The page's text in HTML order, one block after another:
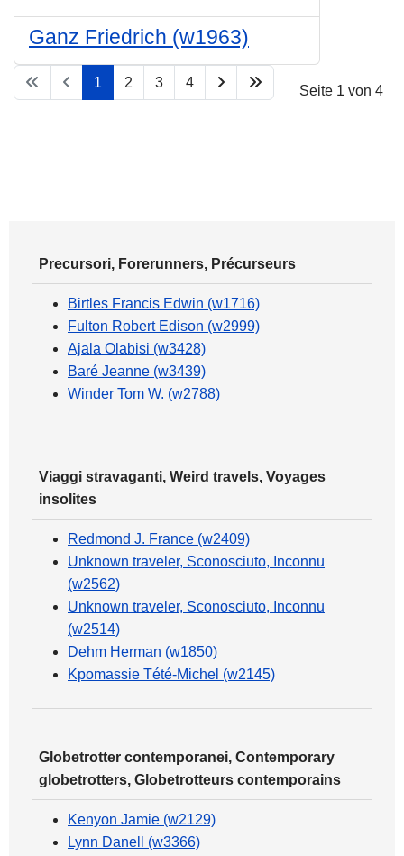
Ganz Friedrich (w1963)
Seite 1 von 4
1 2 3 4
Precursori, Forerunners, Précurseurs
Birtles Francis Edwin (w1716)
Fulton Robert Edison (w2999)
Ajala Olabisi (w3428)
Baré Jeanne (w3439)
Winder Tom W. (w2788)
Viaggi stravaganti, Weird travels, Voyages
insolites
Redmond J. France (w2409)
Unknown traveler, Sconosciuto, Inconnu
(w2562)
Unknown traveler, Sconosciuto, Inconnu
(w2514)
Dehm Herman (w1850)
Kpomassie Tété-Michel (w2145)
Globetrotter contemporanei, Contemporary
globetrotters, Globetrotteurs contemporains
Kenyon Jamie (w2129)
Lynn Danell (w3366)